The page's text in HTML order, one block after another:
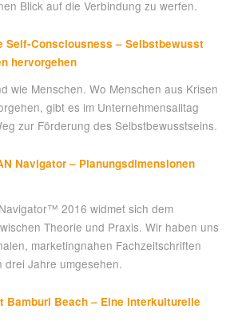
Blick auf die Verbindung zu werfen.
Self-Consciousness – Selbstbewusst
hervorgehen
wie Menschen. Wo Menschen aus Krisen
gibt es im Unternehmensalltag
zur Förderung des Selbstbewusstseins.
Navigator – Planungsdimensionen
2016 widmet sich dem
Theorie und Praxis. Wir haben uns
marketingnahen Fachzeitschriften
drei Jahre umgesehen.
Bamburi Beach – Eine interkulturelle